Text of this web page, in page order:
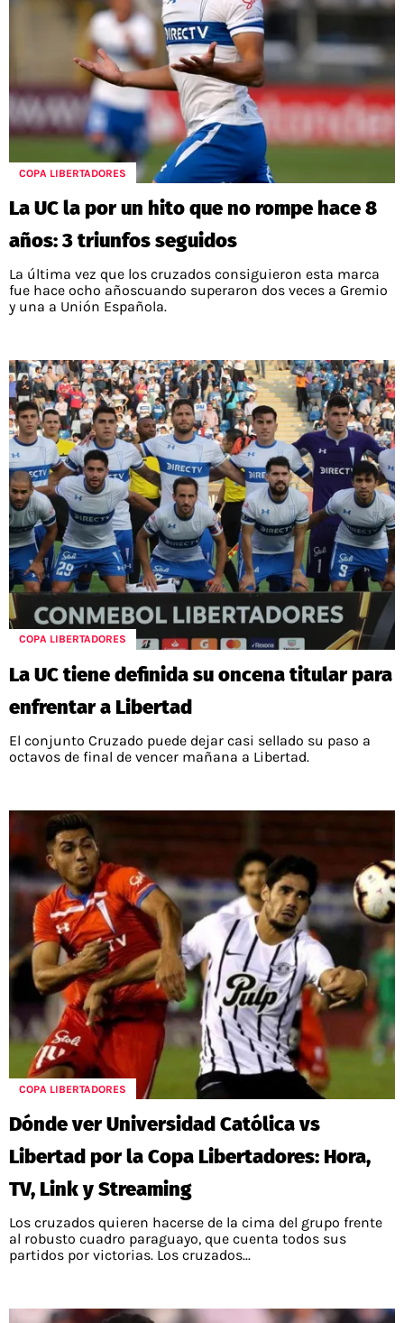
COPA LIBERTADORES
La UC la por un hito que no rompe hace 8
años: 3 triunfos seguidos
La última vez que los cruzados consiguieron esta marca
fue hace ocho añoscuando superaron dos veces a Gremio
y una a Unión Española.
COPA LIBERTADORES
La UC tiene definida su oncena titular para
enfrentar a Libertad
El conjunto Cruzado puede dejar casi sellado su paso a
octavos de final de vencer mañana a Libertad.
COPA LIBERTADORES
Dónde ver Universidad Católica vs
Libertad por la Copa Libertadores: Hora,
TV, Link y Streaming
Los cruzados quieren hacerse de la cima del grupo frente
al robusto cuadro paraguayo, que cuenta todos sus
partidos por victorias. Los cruzados...